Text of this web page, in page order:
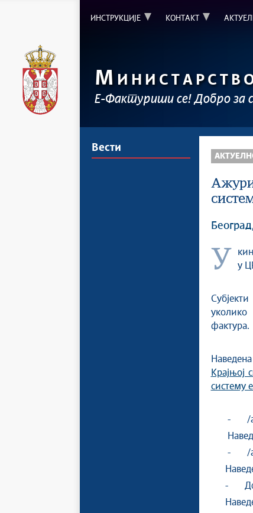
ИНСТРУКЦИЈЕ КОНТАКТ
М
Е-Фактуриши се! Добро за
Вести
Укинута је функционалност аутоматског селектовања поља ”Пошаљи у
уколико
фактура.
Крајњој
систему
- /
- /
-